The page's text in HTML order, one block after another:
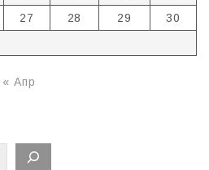
27 28 29
30
« Апр